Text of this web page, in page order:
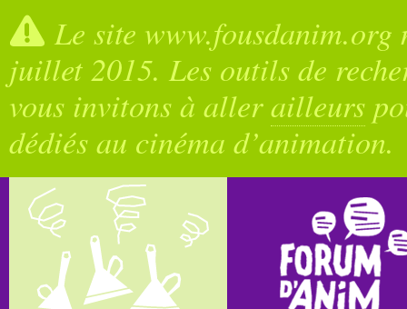
Le site
juillet 2015. Les outils de
vous invitons à allerailleurs
dédiés au cinéma d’animation.